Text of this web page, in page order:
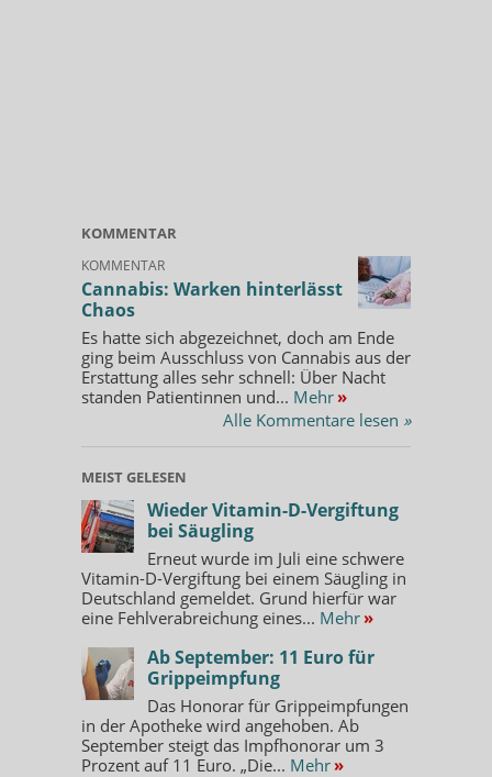
KOMMENTAR
KOMMENTAR
Cannabis: Warken hinterlässt
Chaos
Es hatte sich abgezeichnet, doch am Ende
ging beim Ausschluss von Cannabis aus der
Erstattung alles sehr schnell: Über Nacht
standen Patientinnen und... Mehr »
Alle Kommentare lesen »
MEIST GELESEN
Wieder Vitamin-D-Vergiftung
bei Säugling
Erneut wurde im Juli eine schwere
Vitamin-D-Vergiftung bei einem Säugling in
Deutschland gemeldet. Grund hierfür war
eine Fehlverabreichung eines... Mehr »
Ab September: 11 Euro für
Grippeimpfung
Das Honorar für Grippeimpfungen
in der Apotheke wird angehoben. Ab
September steigt das Impfhonorar um 3
Prozent auf 11 Euro. „Die... Mehr »